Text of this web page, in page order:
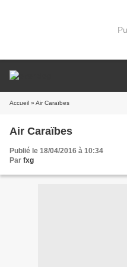
Accueil » Air Caraïbes
Air Caraïbes
Publié le 18/04/2016 à 10:34
Par fxg